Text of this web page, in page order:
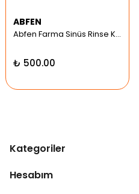
ABFEN
Abfen Farma Sinüs Rinse Kit Pediatrik Hipertonic
₺ 500.00
Kategoriler
Hesabım